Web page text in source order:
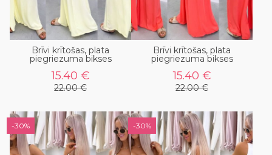
Brīvi krītošas, plata
piegriezuma bikses
15.40 €
22.00 €
Brīvi krītošas, plata
piegriezuma bikses
15.40 €
22.00 €
-30% -30%